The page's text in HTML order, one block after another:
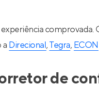
a Direcional,Tegra, ECON
de